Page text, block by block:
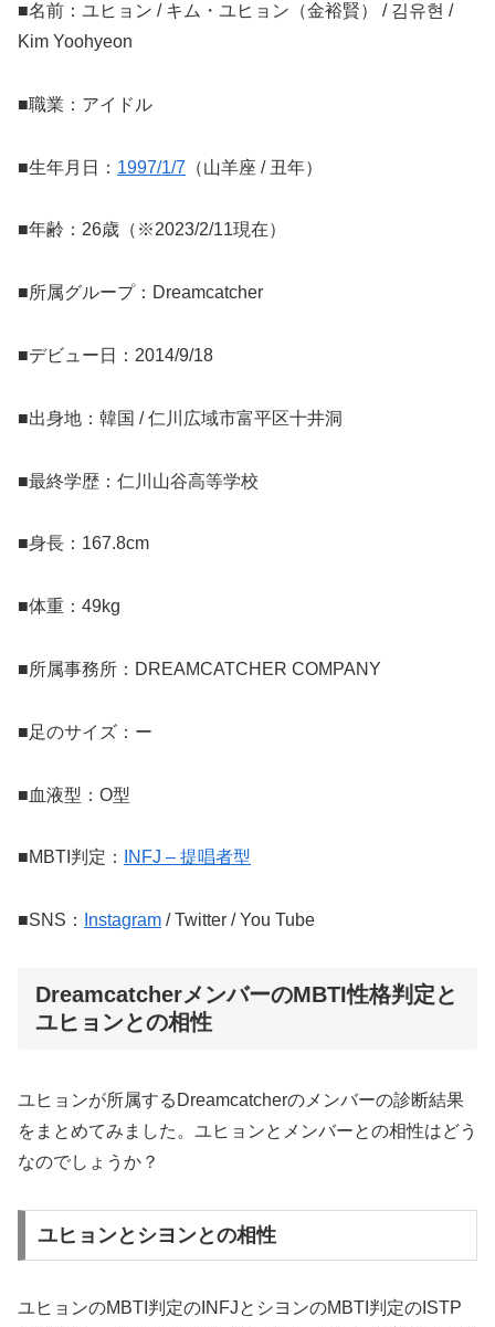
■名前：ユヒョン / キム・ユヒョン（金裕賢） / 김유현 /
Kim Yoohyeon
■職業：アイドル
■生年月日： 1997/1/7 （山羊座 / 丑年）
■年齢：26歳（※2023/2/11現在）
■所属グループ：Dreamcatcher
■デビュー日：2014/9/18
■出身地：韓国 / 仁川広域市富平区十井洞
■最終学歴：仁川山谷高等学校
■身長：167.8cm
■体重：49kg
■所属事務所：DREAMCATCHER COMPANY
■足のサイズ：ー
■血液型：O型
■MBTI判定： INFJ – 提唱者型
■SNS： Instagram / Twitter / You Tube
DreamcatcherメンバーのMBTI性格判定と
ユヒョンとの相性
ユヒョンが所属するDreamcatcherのメンバーの診断結果
をまとめてみました。ユヒョンとメンバーとの相性はどう
なのでしょうか？
ユヒョンとシヨンとの相性
ユヒョンのMBTI判定のINFJとシヨンのMBTI判定のISTP